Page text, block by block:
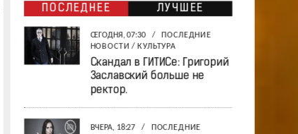
ПОСЛЕДНЕЕ ЛУЧШЕЕ
СЕГОДНЯ, 07:30 /
ПОСЛЕДНИЕ
НОВОСТИ / КУЛЬТУРА
Скандал в ГИТИСе: Григорий
Заславский больше не
ректор.
ВЧЕРА, 18:27 /
ПОСЛЕДНИЕ